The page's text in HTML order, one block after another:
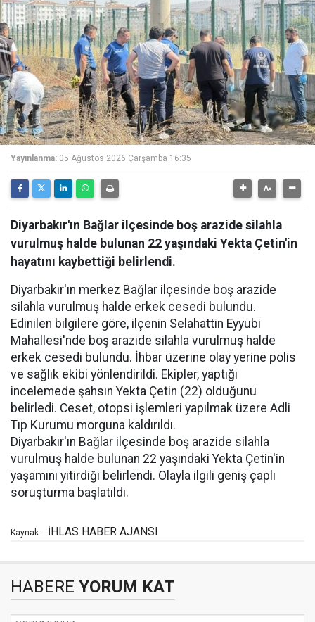
Yayınlanma: 05 Ağustos 2026 Çarşamba 16:35
Diyarbakır'ın Bağlar ilçesinde boş arazide silahla
vurulmuş halde bulunan 22 yaşındaki Yekta Çetin'in
hayatını kaybettiği belirlendi.
Diyarbakır'ın merkez Bağlar ilçesinde boş arazide
silahla vurulmuş halde erkek cesedi bulundu.
Edinilen bilgilere göre, ilçenin Selahattin Eyyubi
Mahallesi'nde boş arazide silahla vurulmuş halde
erkek cesedi bulundu. İhbar üzerine olay yerine polis
ve sağlık ekibi yönlendirildi. Ekipler, yaptığı
incelemede şahsın Yekta Çetin (22) olduğunu
belirledi. Ceset, otopsi işlemleri yapılmak üzere Adli
Tıp Kurumu morguna kaldırıldı.
Diyarbakır'ın Bağlar ilçesinde boş arazide silahla
vurulmuş halde bulunan 22 yaşındaki Yekta Çetin'in
yaşamını yitirdiği belirlendi. Olayla ilgili geniş çaplı
soruşturma başlatıldı.
Kaynak: İHLAS HABER AJANSI
HABERE YORUM KAT